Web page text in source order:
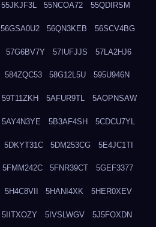
55JKJF3L 55NCOA72 55QDIRSM
56GSA0U2 56QN3KEB 56SCV4BG
57G6BV7Y 57IUFJJS 57LA2HJ6
584ZQC53 58G12L5U 595U946N
59T11ZKH 5AFUR9TL 5AOPNSAW
5AY4N3YE 5B3AF4SH 5CDCU7YL
5DKYT31C 5DM253CG 5E4JC1TI
5FMM242C 5FNR39CT 5GEF3377
5H4C8VII 5HANI4XK 5HER0XEV
5IITXOZY 5IVSLWGV 5J5FOXDN